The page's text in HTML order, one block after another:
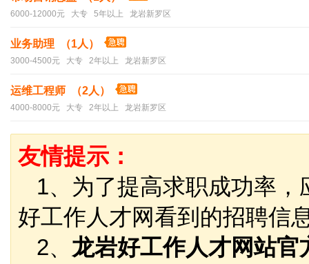
6000-12000元 大专 5年以上 龙岩新罗区
业务助理 （1人）
3000-4500元 大专 2年以上 龙岩新罗区
运维工程师 （2人）
4000-8000元 大专 2年以上 龙岩新罗区
友情提示：
1、为了提高求职成功率，
好工作人才网看到的招聘信
2、 龙岩好工作人才网站